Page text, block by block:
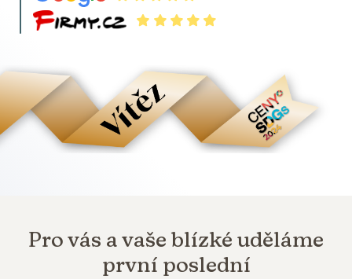
Pro vás avaše blízké uděláme
první poslední